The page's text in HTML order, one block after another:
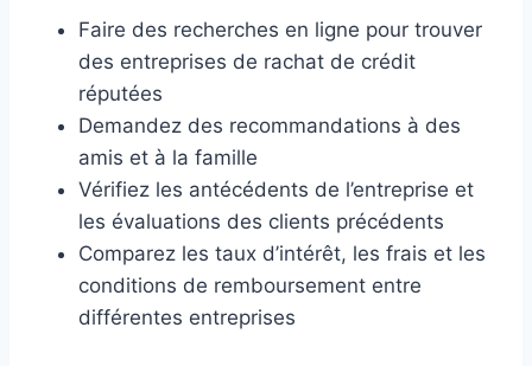
Faire des recherches en ligne pour trouver
des entreprises de rachat de crédit
réputées
Demandez des recommandations à des
amis et à la famille
Vérifiez les antécédents de l’entreprise et
les évaluations des clients précédents
Comparez les taux d’intérêt, les frais et les
conditions de remboursement entre
différentes entreprises